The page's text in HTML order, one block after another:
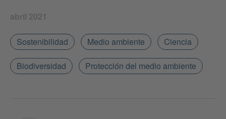
abril 2021
Sostenibilidad Medio ambiente Ciencia
Biodiversidad Protección del medio ambiente